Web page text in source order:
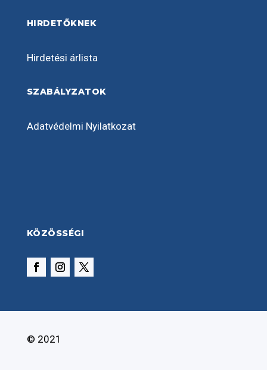
HIRDETŐKNEK
Hirdetési árlista
SZABÁLYZATOK
Adatvédelmi Nyilatkozat
KÖZÖSSÉGI
© 2021